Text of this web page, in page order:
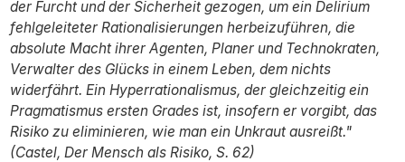
der Furcht und der Sicherheit gezogen, um ein Delirium
fehlgeleiteter Rationalisierungen herbeizuführen, die
absolute Macht ihrer Agenten, Planer und Technokraten,
Verwalter des Glücks in einem Leben, dem nichts
widerfährt. Ein Hyperrationalismus, der gleichzeitig ein
Pragmatismus ersten Grades ist, insofern er vorgibt, das
Risiko zu eliminieren, wie man ein Unkraut ausreißt."
(Castel, Der Mensch als Risiko, S. 62)